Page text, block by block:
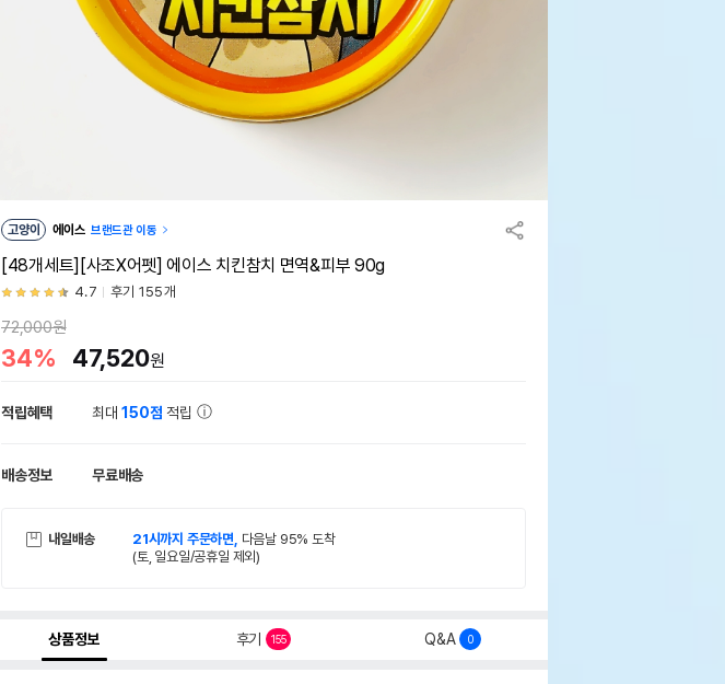
고양이 에이스 브랜드관 이동
[48개세트][사조X어펫] 에이스 치킨참치 면역&피부 90g
4.7 후기 155개
72,000원
34% 47,520원
적립혜택 최대150점 적립
배송정보 무료배송
내일배송 21시까지 주문하면, 다음날 95% 도착
(토, 일요일/공휴일 제외)
상품정보 후기 155 Q&A 0